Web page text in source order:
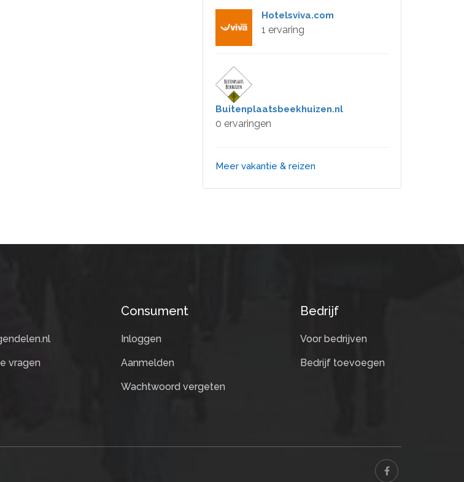
Hotelsviva.com
1 ervaring
Buitenplaatsbeekhuizen.nl
0 ervaringen
Meer vakantie & reizen
vragen
Consument
Inloggen
Aanmelden
Wachtwoord vergeten
Bedrijf
Voor bedrijven
Bedrijf toevoegen